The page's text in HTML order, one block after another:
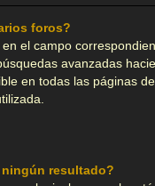
foros?
el campo
avanzadas
en todas las páginas
ningún resultado?